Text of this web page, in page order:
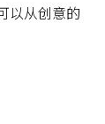
以从创意的